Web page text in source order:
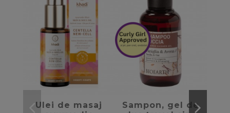
Ulei de masaj
favorite_border
Sampon, gel de